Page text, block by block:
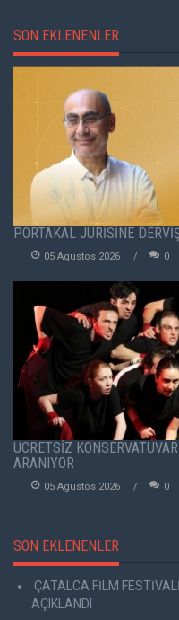
SON EKLENENLER
PORTAKAL JÜRİSİNE
05 Agustos 2026 0
ÜCRETSİZ
ARANIYOR
05 Agustos 2026 0
SON EKLENENLER
ÇATALCA FİLM
AÇIKLANDI